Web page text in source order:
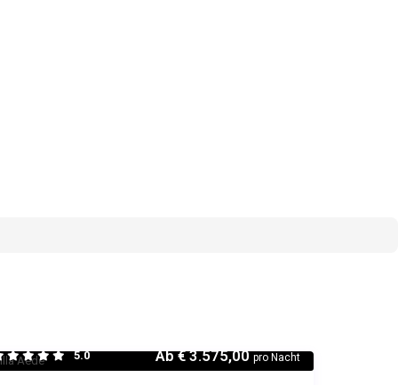
Ab€ 3.575,00pro Nacht
5.0